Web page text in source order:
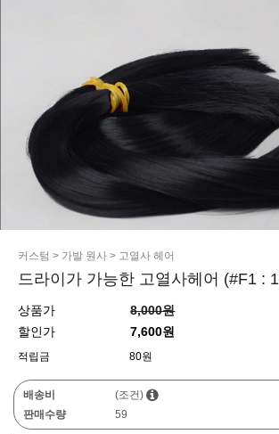
커스텀 > 가발 원사 > 고열사 헤어
드라이가 가능한 고열사헤어 (#F1 :
상품가
8,000원
할인가
7,600원
적립금 80원
배송비
(조건)
판매수량
59